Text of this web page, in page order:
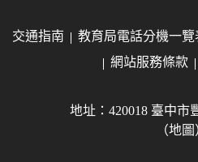
交通指南 教育局電話分機一覽
網站服務條款
地址：420018 臺中市
（地圖